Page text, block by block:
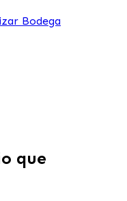
Bodega
que